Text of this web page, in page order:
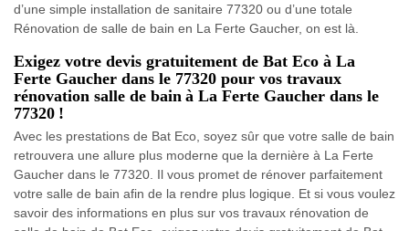
d’une simple installation de sanitaire 77320 ou d’une totale
Rénovation de salle de bain en La Ferte Gaucher, on est là.
Exigez votre devis gratuitement de Bat Eco à La
Ferte Gaucher dans le 77320 pour vos travaux
rénovation salle de bain à La Ferte Gaucher dans le
77320 !
Avec les prestations de Bat Eco, soyez sûr que votre salle de bain
retrouvera une allure plus moderne que la dernière à La Ferte
Gaucher dans le 77320. Il vous promet de rénover parfaitement
votre salle de bain afin de la rendre plus logique. Et si vous voulez
savoir des informations en plus sur vos travaux rénovation de